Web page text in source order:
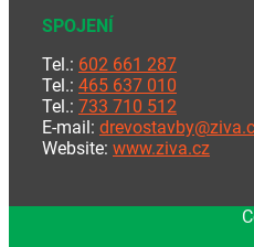
SPOJENÍ
Tel.: 602 661 287
Tel.: 465 637 010
Tel.: 733 710 512
E-mail:
Website: www.ziva.cz